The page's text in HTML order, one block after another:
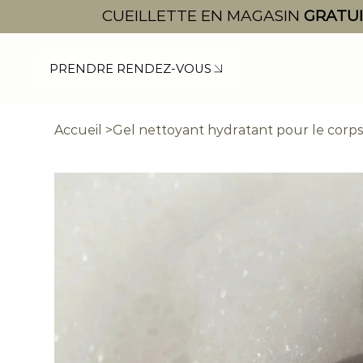
PRENDRE RENDEZ-VOUS
CUEILLETTE EN MAGASIN
Accueil >Gel nettoyant hydratant pour le corps